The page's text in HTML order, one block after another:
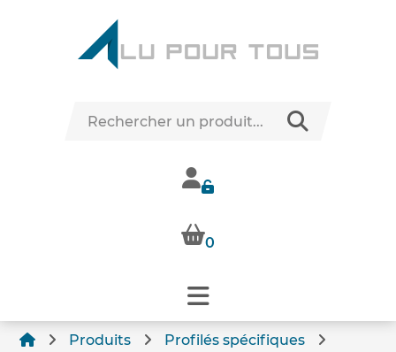
0
Produits
Profilés spécifiques